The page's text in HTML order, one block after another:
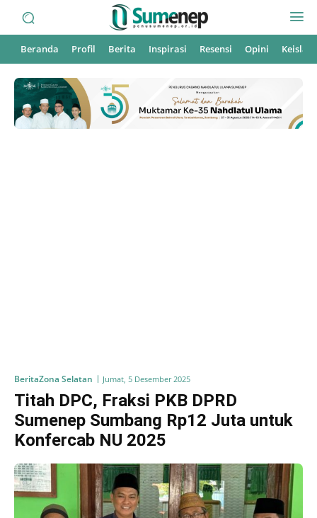
Beranda Profil Berita Inspirasi Resensi Opini
BeritaZona Selatan Jumat, 5 Desember 2025
Titah DPC, Fraksi PKB DPRD
Sumenep Sumbang Rp12 Juta untuk
Konfercab NU 2025